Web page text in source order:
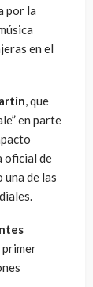
por la
en el
, que
en parte
oficial de
una de las
primer